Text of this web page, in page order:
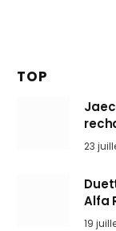
TOP
23
Alfa
l’art
19